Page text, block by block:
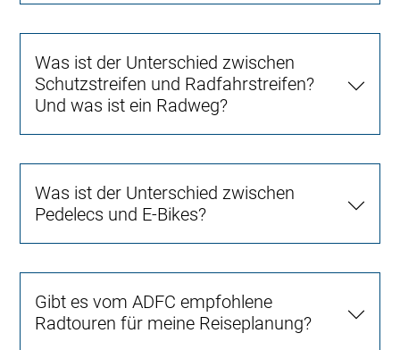
Was ist der Unterschied zwischen
Schutzstreifen und Radfahrstreifen?
Und was ist ein Radweg?
Was ist der Unterschied zwischen
Pedelecs und E-Bikes?
Gibt es vom ADFC empfohlene
Radtouren für meine Reiseplanung?